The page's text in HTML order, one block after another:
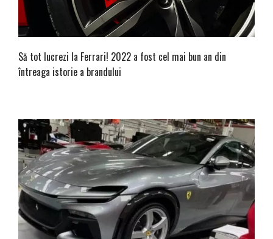
Să tot lucrezi la Ferrari! 2022 a fost cel mai bun an din
întreaga istorie a brandului